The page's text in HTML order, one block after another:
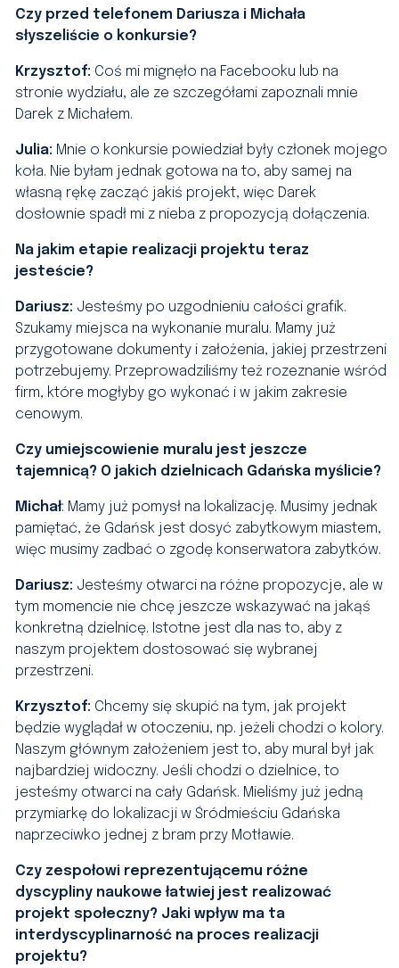
Czy przed telefonem Dariusza i Michała
słyszeliście o konkursie?
Krzysztof: Coś mi mignęło na Facebooku lub na
stronie wydziału, ale ze szczegółami zapoznali mnie
Darek z Michałem.
Julia: Mnie o konkursie powiedział były członek mojego
koła. Nie byłam jednak gotowa na to, aby samej na
własną rękę zacząć jakiś projekt, więc Darek
dosłownie spadł mi z nieba z propozycją dołączenia.
Na jakim etapie realizacji projektu teraz
jesteście?
Dariusz: Jesteśmy po uzgodnieniu całości grafik.
Szukamy miejsca na wykonanie muralu. Mamy już
przygotowane dokumenty i założenia, jakiej przestrzeni
potrzebujemy. Przeprowadziliśmy też rozeznanie wśród
firm, które mogłyby go wykonać i w jakim zakresie
cenowym.
Czy umiejscowienie muralu jest jeszcze
tajemnicą? O jakich dzielnicach Gdańska myślicie?
Michał: Mamy już pomysł na lokalizację. Musimy jednak
pamiętać, że Gdańsk jest dosyć zabytkowym miastem,
więc musimy zadbać o zgodę konserwatora zabytków.
Dariusz: Jesteśmy otwarci na różne propozycje, ale w
tym momencie nie chcę jeszcze wskazywać na jakąś
konkretną dzielnicę. Istotne jest dla nas to, aby z
naszym projektem dostosować się wybranej
przestrzeni.
Krzysztof: Chcemy się skupić na tym, jak projekt
będzie wyglądał w otoczeniu, np. jeżeli chodzi o kolory.
Naszym głównym założeniem jest to, aby mural był jak
najbardziej widoczny. Jeśli chodzi o dzielnice, to
jesteśmy otwarci na cały Gdańsk. Mieliśmy już jedną
przymiarkę do lokalizacji w Śródmieściu Gdańska
naprzeciwko jednej z bram przy Motławie.
Czy zespołowi reprezentującemu różne
dyscypliny naukowe łatwiej jest realizować
projekt społeczny? Jaki wpływ ma ta
interdyscyplinarność na proces realizacji
projektu?